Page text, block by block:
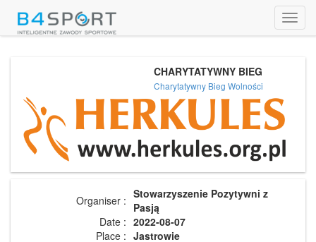
CHARYTATYWNY BIEG
Charytatywny Bieg Wolności
Organiser : Stowarzyszenie Pozytywni z
Pasją
Date : 2022-08-07
Place : Jastrowie